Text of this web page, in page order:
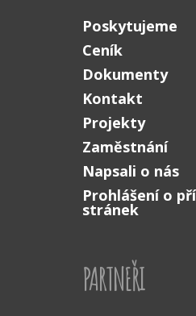
Poskytujeme
Ceník
Dokumenty
Kontakt
Projekty
Zaměstnání
Napsali o nás
Prohlášení o
stránek
PARTNEŘI